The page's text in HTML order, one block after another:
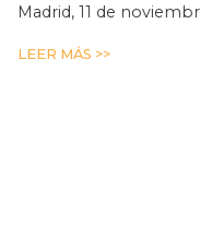
Madrid, 11 de
LEER MÁS >>